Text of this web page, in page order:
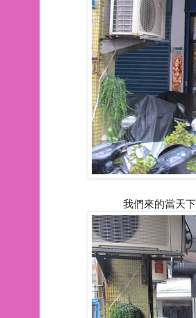
我們來的當天